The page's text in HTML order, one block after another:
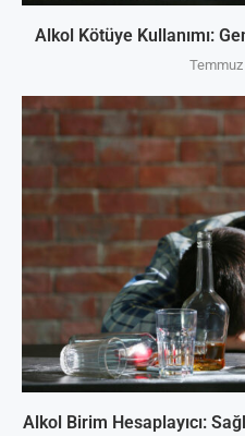
Alkol Kötüye Kullanımı:
Alkol Birim Hesaplayıcı: